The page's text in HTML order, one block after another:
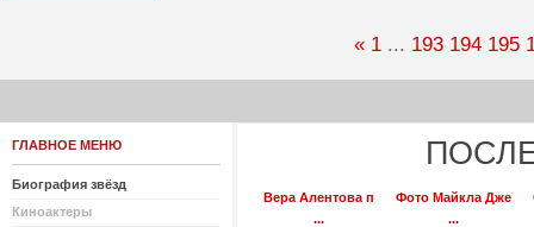
« 1... 193 194 195
ГЛАВНОЕ МЕНЮ
Биография звёзд
Киноактеры
Вера Алентова п
...
Фото Майкла Дже
...